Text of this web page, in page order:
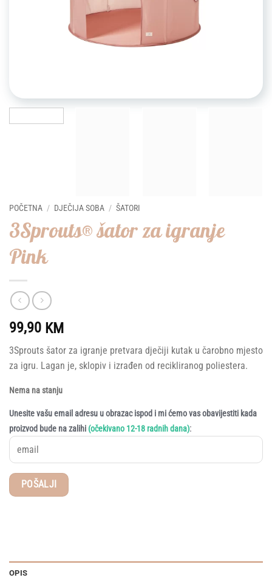
POČETNA / DJEČIJA SOBA / ŠATORI
3Sprouts® šator za igranje
Pink
99,90 KM
3Sprouts šator za igranje pretvara dječiji kutak u čarobno mjesto
za igru. Lagan je, sklopiv i izrađen od recikliranog poliestera.
Nema na stanju
Unesite vašu email adresu u obrazac ispod i mi ćemo vas obavijestiti kada
proizvod bude na zalihi (očekivano 12-18 radnih dana):
OPIS